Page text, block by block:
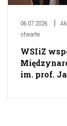
06.07.2026
otwarte
WSIiZ
im. prof.